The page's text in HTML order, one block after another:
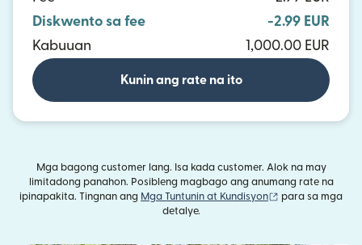
Diskwento sa fee
-2.99 EUR
Kabuuan
1,000.00 EUR
Kunin ang rate na ito
Mga bagong customer lang. Isa kada customer. Alok na may
limitadong panahon. Posibleng magbago ang anumang rate na
ipinapakita. Tingnan ang Mga Tuntunin at Kundisyon (bubukas sa
para sa mga
detalye.